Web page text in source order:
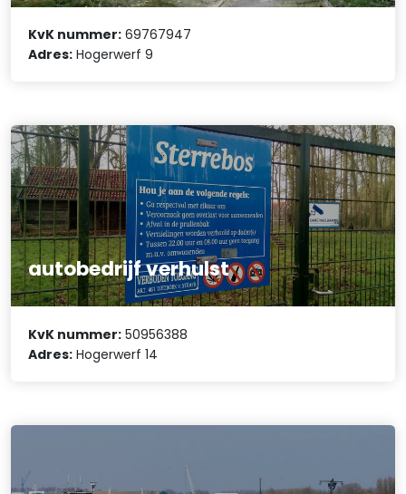
KvK nummer: 69767947
Adres: Hogerwerf 9
autobedrijf verhulst
KvK nummer: 50956388
Adres: Hogerwerf 14